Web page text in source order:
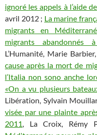
ignoré les appels à l’aide
avril 2012 ; La marine
migrants en
migrants
L’Humanité, Marie
cause après la mort de
l’Italia non sono anche
«On a vu plusieurs
Libération, Sylvain
visée par une plainte
2011, La Croix, Rémy